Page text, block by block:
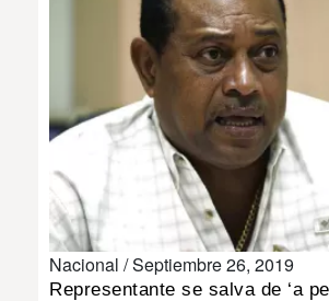
Nacional /Septiembre 26, 2019
Representante se salva de ‘a